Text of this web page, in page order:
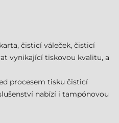
čisticí váleček, čisticí
vynikající tiskovou kvalitu, a
procesem tisku čisticí
nabízí i tampónovou